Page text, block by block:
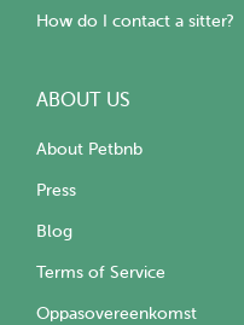
How do I contact a sitter?
ABOUT US
About Petbnb
Press
Blog
Terms of Service
Oppasovereenkomst